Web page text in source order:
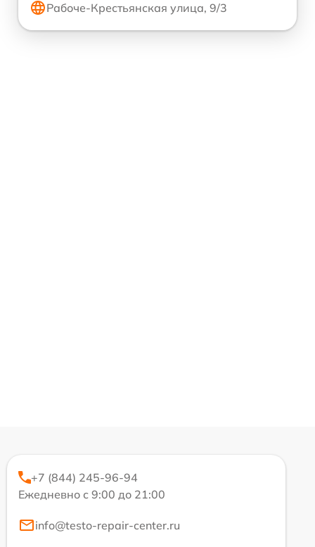
Рабоче-Крестьянская улица, 9/3
+7 (844) 245-96-94
Ежедневно с 9:00 до 21:00
info@testo-repair-center.ru